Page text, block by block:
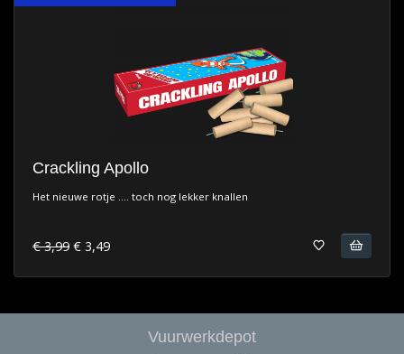
Crackling Apollo
Het nieuwe rotje .... toch nog lekker knallen
€ 3,99 € 3,49
Vuurwerkdepot